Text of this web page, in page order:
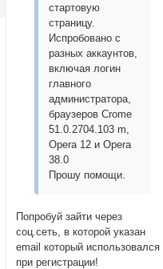
стартовую
страницу.
Испробовано с
разных аккаунтов,
включая логин
главного
администратора,
браузеров Crome
51.0.2704.103 m,
Opera 12 и Opera
38.0
Прошу помощи.
Попробуй зайти через
соц.сеть, в которой указан
email который использовался
при регистрации!